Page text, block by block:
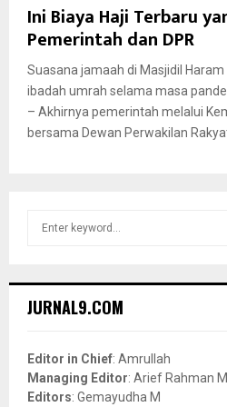
Ini Biaya Haji Terbaru
Pemerintah dan DPR
Suasana jamaah di Masjidil
ibadah umrah selama masa
– Akhirnya pemerintah melalui
bersama Dewan Perwakilan
h
o
r
:
JURNAL9.COM
Editor in Chief: Amrullah
Managing Editor: Arief Rahman
Editors: Gemayudha M